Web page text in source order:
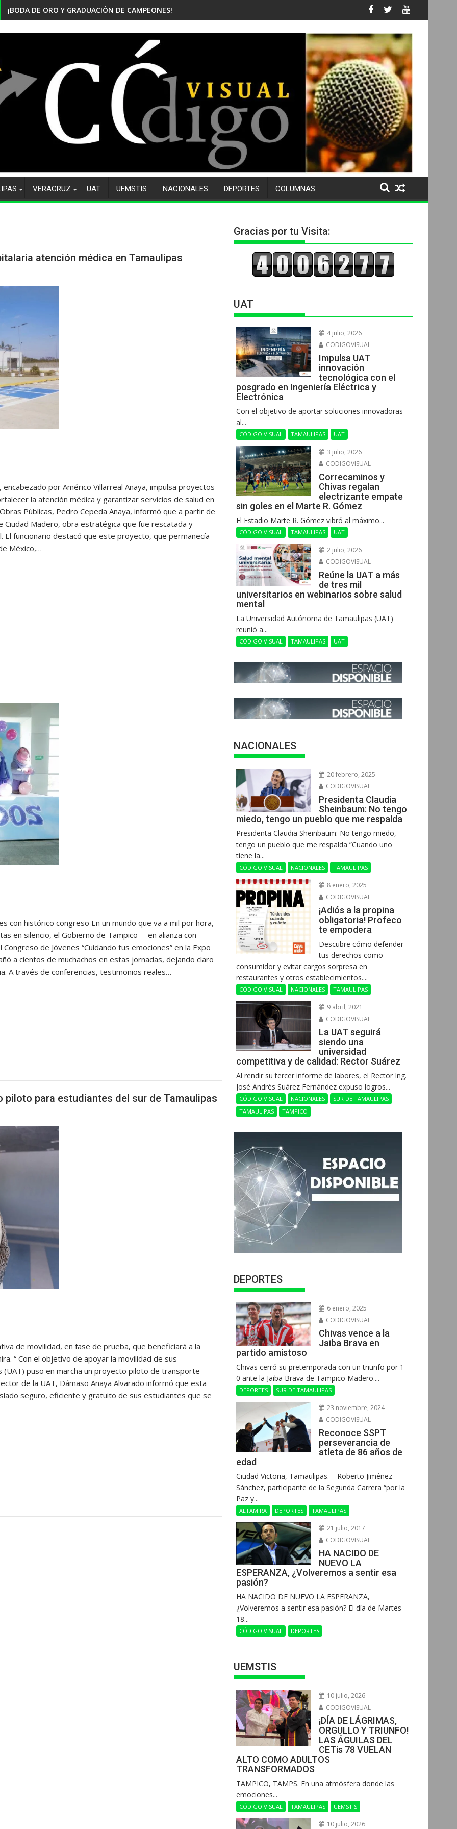
¡BODA DE ORO Y GRADUACIÓN DE CAMPEONES! CELEBRA EL CBTis No. 105 SU 50 ANIVERSARIO Y DESPIDE A MÁS DE 500
VERACRUZ UAT UEMSTIS NACIONALES DEPORTES COLUMNAS
atención médica en Tamaulipas
por Américo Villarreal Anaya, impulsa proyectos
la atención médica y garantizar servicios de salud en
Públicas, Pedro Cepeda Anaya, informó que a partir de
Madero, obra estratégica que fue rescatada y
funcionario destacó que este proyecto, que permanecía
México,…
con histórico congreso En un mundo que va a mil por hora,
en silencio, el Gobierno de Tampico —en alianza con
de Jóvenes “Cuidando tus emociones” en la Expo
a cientos de muchachos en estas jornadas, dejando claro
A través de conferencias, testimonios reales…
piloto para estudiantes del sur de Tamaulipas
de movilidad, en fase de prueba, que beneficiará a la
“ Con el objetivo de apoyar la movilidad de sus
puso en marcha un proyecto piloto de transporte
de la UAT, Dámaso Anaya Alvarado informó que esta
seguro, eficiente y gratuito de sus estudiantes que se
Gracias por tu Visita:
UAT
4 julio, 2026
CODIGOVISUAL
Impulsa UAT
innovación
tecnológica con el
posgrado en Ingeniería Eléctrica y
Electrónica
Con el objetivo de aportar soluciones innovadoras
al...
CÓDIGO VISUAL TAMAULIPAS UAT
3 julio, 2026
CODIGOVISUAL
Correcaminos y
Chivas regalan
electrizante empate
sin goles en el Marte R. Gómez
El Estadio Marte R. Gómez vibró al máximo...
CÓDIGO VISUAL TAMAULIPAS UAT
2 julio, 2026
CODIGOVISUAL
Reúne la UAT a más
de tres mil
universitarios en webinarios sobre salud
mental
La Universidad Autónoma de Tamaulipas (UAT)
reunió a...
CÓDIGO VISUAL TAMAULIPAS UAT
NACIONALES
20 febrero, 2025
CODIGOVISUAL
Presidenta Claudia
Sheinbaum: No tengo
miedo, tengo un pueblo que me respalda
Presidenta Claudia Sheinbaum: No tengo miedo,
tengo un pueblo que me respalda ”Cuando uno
tiene la...
CÓDIGO VISUAL NACIONALES TAMAULIPAS
8 enero, 2025
CODIGOVISUAL
¡Adiós a la propina
obligatoria! Profeco
te empodera
Descubre cómo defender
tus derechos como
consumidor y evitar cargos sorpresa en
restaurantes y otros establecimientos....
CÓDIGO VISUAL NACIONALES TAMAULIPAS
9 abril, 2021
CODIGOVISUAL
La UAT seguirá
siendo una
universidad
competitiva y de calidad: Rector Suárez
Al rendir su tercer informe de labores, el Rector Ing.
José Andrés Suárez Fernández expuso logros...
CÓDIGO VISUAL NACIONALES
SUR DE TAMAULIPAS
TAMAULIPAS
TAMPICO
DEPORTES
6 enero, 2025
CODIGOVISUAL
Chivas vence a la
Jaiba Brava en
partido amistoso
Chivas cerró su pretemporada con un triunfo por 1-
0 ante la Jaiba Brava de Tampico Madero....
DEPORTES SUR DE TAMAULIPAS
23 noviembre, 2024
CODIGOVISUAL
Reconoce SSPT
perseverancia de
atleta de 86 años de
edad
Ciudad Victoria, Tamaulipas. – Roberto Jiménez
Sánchez, participante de la Segunda Carrera “por la
Paz y...
ALTAMIRA DEPORTES TAMAULIPAS
21 julio, 2017
CODIGOVISUAL
HA NACIDO DE
NUEVO LA
ESPERANZA, ¿Volveremos a sentir esa
pasión?
HA NACIDO DE NUEVO LA ESPERANZA,
¿Volveremos a sentir esa pasión? El día de Martes
18...
CÓDIGO VISUAL DEPORTES
UEMSTIS
10 julio, 2026
CODIGOVISUAL
¡DÍA DE LÁGRIMAS,
ORGULLO Y TRIUNFO!
LAS ÁGUILAS DEL
CETis 78 VUELAN
ALTO COMO ADULTOS
TRANSFORMADOS
​TAMPICO, TAMPS. En una atmósfera donde las
emociones...
CÓDIGO VISUAL TAMAULIPAS UEMSTIS
10 julio, 2026